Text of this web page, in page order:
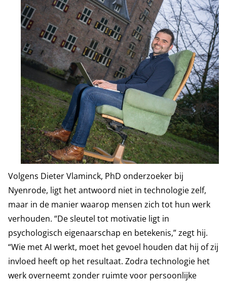
Volgens Dieter Vlaminck, PhD onderzoeker bij
Nyenrode, ligt het antwoord niet in technologie zelf,
maar in de manier waarop mensen zich tot hun werk
verhouden. “De sleutel tot motivatie ligt in
psychologisch eigenaarschap en betekenis,” zegt hij.
“Wie met AI werkt, moet het gevoel houden dat hij of zij
invloed heeft op het resultaat. Zodra technologie het
werk overneemt zonder ruimte voor persoonlijke